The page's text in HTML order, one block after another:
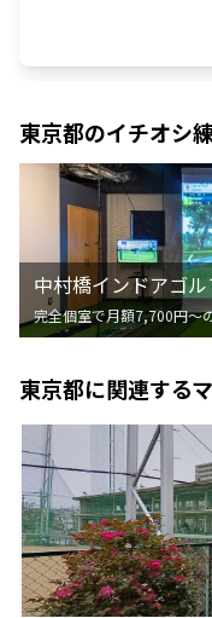
東京都のイチオシ
中村橋インドアゴ
完全個室で月額7,700円〜
東京都に関連する